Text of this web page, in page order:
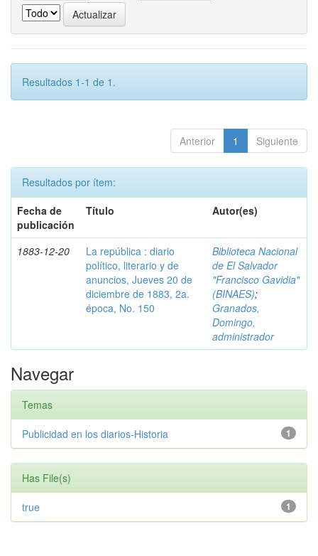
Resultados 1-1 de 1.
Anterior 1 Siguiente
Resultados por ítem:
Fecha de
publicación
Título Autor(es)
1883-12-20
La república : diario
político, literario y de
anuncios, Jueves 20 de
diciembre de 1883, 2a.
época, No. 150
Biblioteca Nacional
de El Salvador
"Francisco Gavidia"
(BINAES);
Granados,
Domingo,
administrador
Navegar
Temas
1
Publicidad en los diarios-Historia
Has File(s)
1
true